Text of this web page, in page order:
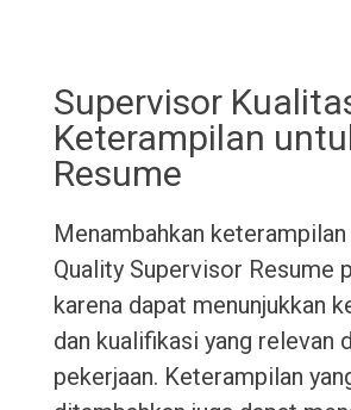
Supervisor
Keterampilan
Resume
Menambahkan
Quality Supervisor Resume
karena dapat menunjukkan
dan kualifikasi yang relevan
pekerjaan. Keterampilan